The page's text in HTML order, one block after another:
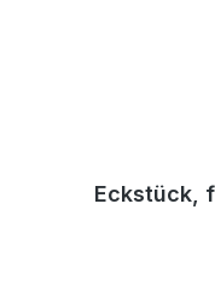
Eckstück,